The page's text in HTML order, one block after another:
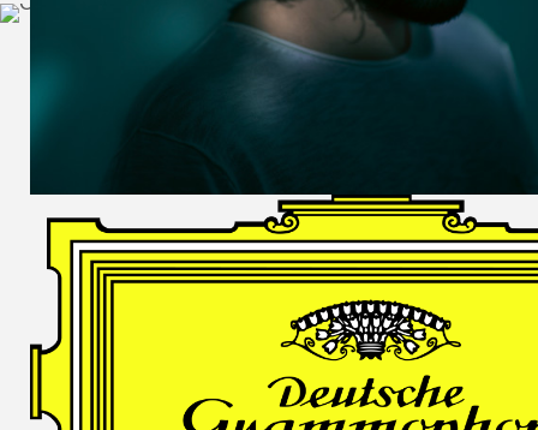
JEDERMANN
GESÄNGE
Andrè Schuen,
Baritone
Daniel Heide,
Piano